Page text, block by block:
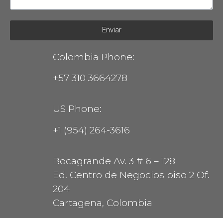
Enviar
Colombia Phone:
+57 310 3664278
US Phone:
+1 (954) 264-3616
Bocagrande Av. 3 # 6 – 128
Ed. Centro de Negocios piso 2 Of.
204
Cartagena, Colombia